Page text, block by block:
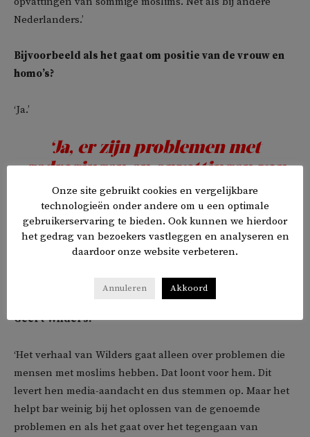
Nederlanders.’
Bijvoorbeeld als het gaat om positie van de vrouw en
homo’s?
‘Ja.’
‘Ja, er zijn problemen met
gedragingen en opvattingen van
sommige moslims – net als bij
andere Nederlanders’
We leven in een tijd waarin sommige mensen om de
leiden door de ‘Het moet maar eens gezegd worden’-
mentaliteit die onder meer wordt aangejaagd door
Geert Wilders.
‘Het verhaal van Wilders gaat alleen over problemen die
mensen met moslims hebben. Dat loont voor hem. Dit
levert hen media-aandacht en dus stemmen op. Maar het
helpt bar weinig bij het oplossen van de genoemde
problemen en als het gaat over het tegengaan van
Onze site gebruikt cookies en vergelijkbare
technologieën onder andere om u een optimale
gebruikerservaring te bieden. Ook kunnen we hierdoor
het gedrag van bezoekers vastleggen en analyseren en
daardoor onze website verbeteren.
Annuleren Akkoord